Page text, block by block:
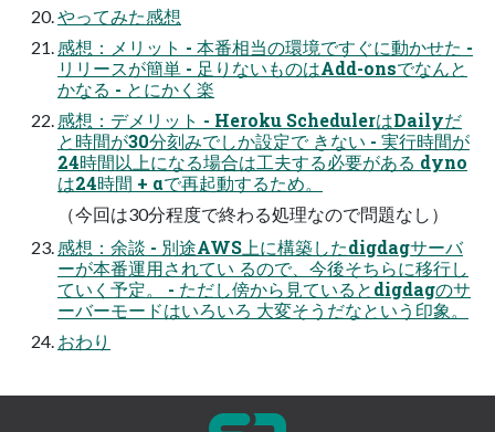
やってみた感想
感想：メリット - 本番相当の環境ですぐに動かせた -
リリースが簡単 - 足りないものはAdd-onsでなんと
かなる - とにかく楽
感想：デメリット - Heroku SchedulerはDailyだ
と時間が30分刻みでしか設定で きない - 実行時間が
24時間以上になる場合は工夫する必要がある dyno
は24時間 + αで再起動するため。
（今回は30分程度で終わる処理なので問題なし）
感想：余談 - 別途AWS上に構築したdigdagサーバ
ーが本番運用されてい るので、今後そちらに移行し
ていく予定。 - ただし傍から見ているとdigdagのサ
ーバーモードはいろいろ 大変そうだなという印象。
おわり